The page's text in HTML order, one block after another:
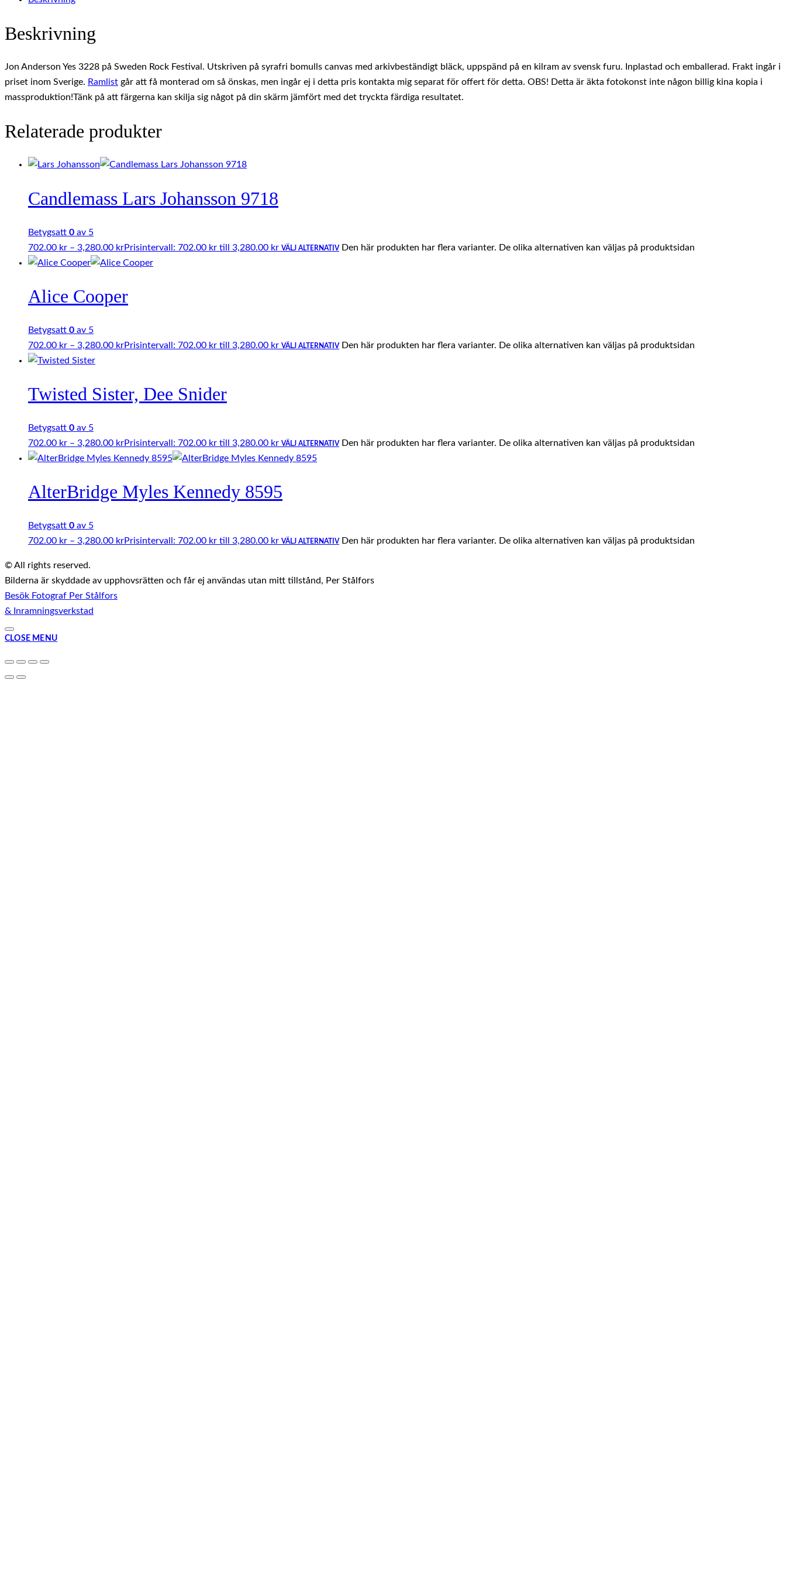
Beskrivning
Jon Anderson Yes 3228 på Sweden Rock Festival. Utskriven på syrafri bomulls canvas med arkivbeständigt bläck, uppspänd på en kilram av svensk furu. Inplastad och emballerad. Frakt ingår i
priset inom Sverige. Ramlist går att få monterad om så önskas, men ingår ej i detta pris kontakta mig separat för offert för detta. OBS! Detta är äkta fotokonst inte någon billig kina kopia i
massproduktion!Tänk på att färgerna kan skilja sig något på din skärm jämfört med det tryckta färdiga resultatet.
Relaterade produkter
Candlemass Lars Johansson 9718
Betygsatt 0 av 5
702.00 kr – 3,280.00 krPrisintervall: 702.00 kr till 3,280.00 kr VÄLJ ALTERNATIV Den här produkten har flera varianter. De olika alternativen kan väljas på produktsidan
Alice Cooper
Betygsatt 0 av 5
702.00 kr – 3,280.00 krPrisintervall: 702.00 kr till 3,280.00 kr VÄLJ ALTERNATIV Den här produkten har flera varianter. De olika alternativen kan väljas på produktsidan
Twisted Sister, Dee Snider
Betygsatt 0 av 5
702.00 kr – 3,280.00 krPrisintervall: 702.00 kr till 3,280.00 kr VÄLJ ALTERNATIV Den här produkten har flera varianter. De olika alternativen kan väljas på produktsidan
AlterBridge Myles Kennedy 8595
Betygsatt 0 av 5
702.00 kr – 3,280.00 krPrisintervall: 702.00 kr till 3,280.00 kr VÄLJ ALTERNATIV Den här produkten har flera varianter. De olika alternativen kan väljas på produktsidan
© All rights reserved.
Bilderna är skyddade av upphovsrätten och får ej användas utan mitt tillstånd, Per Stålfors
Besök Fotograf Per Stålfors
& Inramningsverkstad
CLOSE MENU